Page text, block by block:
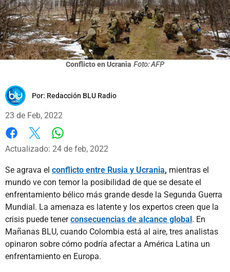
Conflicto en Ucrania Foto: AFP
Por: Redacción BLU Radio
23 de Feb, 2022
Facebook
X
Actualizado: 24 de feb, 2022
Se agrava el conflicto entre Rusia y Ucrania, mientras el
mundo ve con temor la posibilidad de que se desate el
enfrentamiento bélico más grande desde la Segunda Guerra
Mundial. La amenaza es latente y los expertos creen que la
crisis puede tenerconsecuencias de alcance global. En
Mañanas BLU, cuando Colombia está al aire, tres analistas
opinaron sobre cómo podría afectar a América Latina un
enfrentamiento en Europa.